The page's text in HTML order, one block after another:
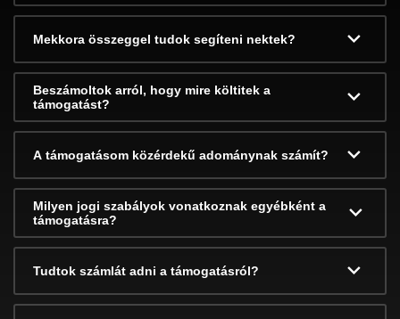
Mekkora összeggel tudok segíteni nektek?
Beszámoltok arról, hogy mire költitek a
támogatást?
A támogatásom közérdekű adománynak számít?
Milyen jogi szabályok vonatkoznak egyébként a
támogatásra?
Tudtok számlát adni a támogatásról?